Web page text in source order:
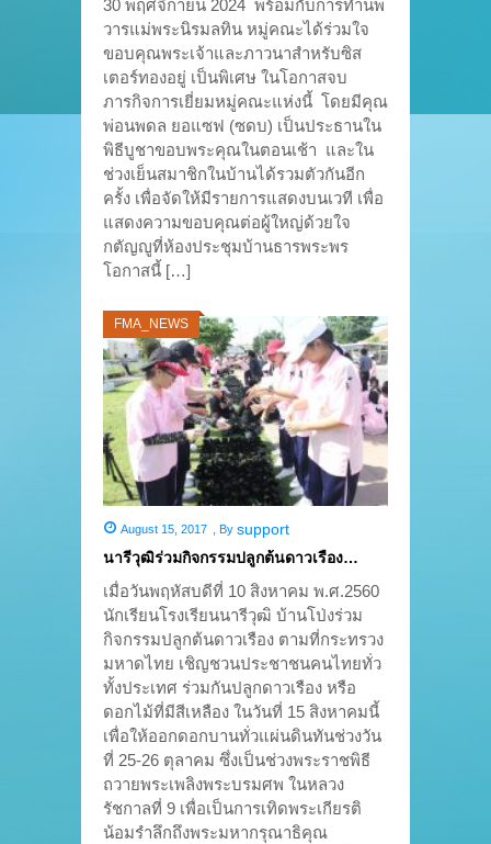
30 พฤศจิกายน 2024 พร้อมกับการทำนพ
วารแม่พระนิรมลทิน หมู่คณะได้ร่วมใจ
ขอบคุณพระเจ้าและภาวนาสำหรับซิส
เตอร์ทองอยู่ เป็นพิเศษ ในโอกาสจบ
ภารกิจการเยี่ยมหมู่คณะแห่งนี้ โดยมีคุณ
พ่อนพดล ยอแซฟ (ซดบ) เป็นประธานใน
พิธีบูชาขอบพระคุณในตอนเช้า และใน
ช่วงเย็นสมาชิกในบ้านได้รวมตัวกันอีก
ครั้ง เพื่อจัดให้มีรายการแสดงบนเวที เพื่อ
แสดงความขอบคุณต่อผู้ใหญ่ด้วยใจ
กตัญญูที่ห้องประชุมบ้านธารพระพร
โอกาสนี้ […]
FMA_NEWS
August 15, 2017 By support
นารีวุฒิร่วมกิจกรรมปลูกต้นดาวเรือง…
เมื่อวันพฤหัสบดีที่ 10 สิงหาคม พ.ศ.2560
นักเรียนโรงเรียนนารีวุฒิ บ้านโป่งร่วม
กิจกรรมปลูกต้นดาวเรือง ตามที่กระทรวง
มหาดไทย เชิญชวนประชาชนคนไทยทั่ว
ทั้งประเทศ ร่วมกันปลูกดาวเรือง หรือ
ดอกไม้ที่มีสีเหลือง ในวันที่ 15 สิงหาคมนี้
เพื่อให้ออกดอกบานทั่วแผ่นดินทันช่วงวัน
ที่ 25-26 ตุลาคม ซึ่งเป็นช่วงพระราชพิธี
ถวายพระเพลิงพระบรมศพ ในหลวง
รัชกาลที่ 9 เพื่อเป็นการเทิดพระเกียรติ
น้อมรำลึกถึงพระมหากรุณาธิคุณ